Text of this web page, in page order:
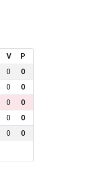
V
P
0
0
0
0
0
0
0
0
0 0